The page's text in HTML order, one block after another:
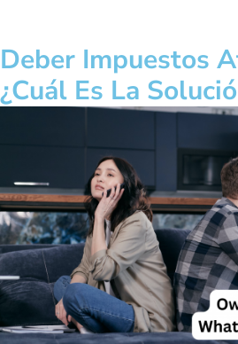
Deber Impuestos
¿Cuál Es La